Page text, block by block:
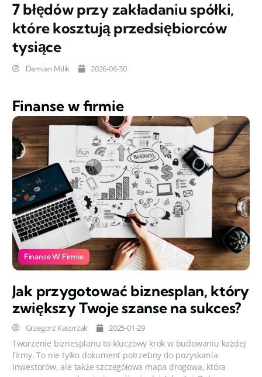
7 błędów przy zakładaniu spółki,
które kosztują przedsiębiorców
tysiące
Damian Milik 2026-06-30
Finanse w firmie
Finanse W Firmie
Jak przygotować biznesplan, który
zwiększy Twoje szanse na sukces?
Grzegorz Kasprzak 2025-01-29
Tworzenie biznesplanu to kluczowy krok w budowaniu każdej
firmy. To nie tylko dokument potrzebny do pozyskania
inwestorów, ale także szczegółowa mapa drogowa, która